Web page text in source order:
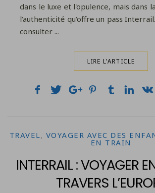
dans le luxe et l'opulence, mais dans
l'authenticité qu'offre un pass
consulter ...
LIRE L'ARTICLE
TRAVEL , VOYAGER AVEC DES
EN TRAIN
INTERRAIL : VOYAGER
TRAVERS